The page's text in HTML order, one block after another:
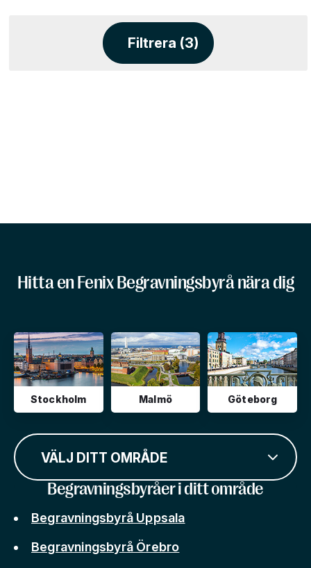
Filtrera (3)
Hitta en Fenix Begravningsbyrå nära dig
Stockholm Malmö Göteborg
VÄLJ DITT OMRÅDE
Begravningsbyråer i ditt område
Begravningsbyrå Uppsala
Begravningsbyrå Örebro